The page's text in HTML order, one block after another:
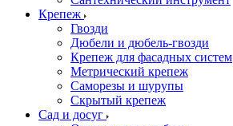
Крепеж
Гвозди
Дюбели и дюбель-гвозди
Крепеж для фасадных систем
Метрический крепеж
Саморезы и шурупы
Скрытый крепеж
Сад и досуг